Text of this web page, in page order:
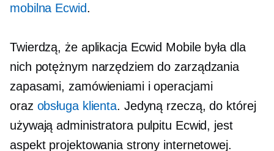
mobilna Ecwid.
Twierdzą, że aplikacja Ecwid Mobile była dla
nich potężnym narzędziem do zarządzania
zapasami, zamówieniami i operacjami
oraz obsługa klienta. Jedyną rzeczą, do której
używają administratora pulpitu Ecwid, jest
aspekt projektowania strony internetowej.